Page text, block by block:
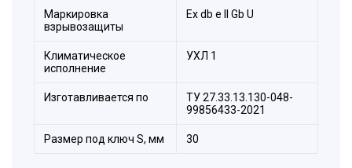
Маркировка
взрывозащиты
Ех db e II Gb U
Климатическое
исполнение
УХЛ 1
Изготавливается по
ТУ 27.33.13.130-048-
99856433-2021
Размер под ключ S, мм 30